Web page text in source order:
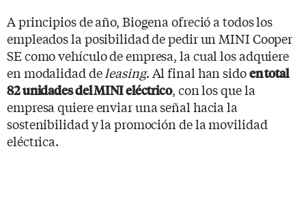
A principios de año, Biogena ofreció a todos los
empleados la posibilidad de pedir un MINI Cooper
SE como vehículo de empresa, la cual los adquiere
en modalidad deleasing. Al final han sidoen total
82 unidades del MINI eléctrico, con los que la
empresa quiere enviar una señal hacia la
sostenibilidad y la promoción de la movilidad
eléctrica.